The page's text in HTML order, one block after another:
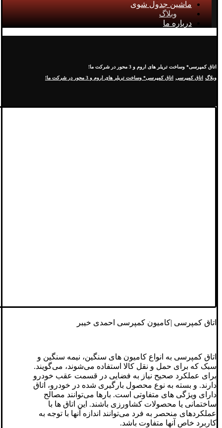
ماشین جدول شوی
وبلاگ
درباره ما
اتاق کمپرسی* وساخت تریلر های اروم و 3 محور در شرکت ما!
وبلاگ اتاق کمپرسی اتاق کمپرسی* وساخت تریلر های اروم و 3 محور در شرکت ما!
اتاق کمپرسی |کامیون کمپرسی احمدی خیبر
اتاق کمپرسی به انواع کامیون های سنگین، نیمه سنگین و
سبک که برای حمل و نقل کالا استفاده می‌شوند، می‌گویند.
برای عملکرد صحیح نیاز به فضایی در قسمت عقب خودرو
دارند. و بسته به نوع محصول بارگیری شده در خودرو، اتاق
دارای ویژگی های متفاوتی است. بارها می‌توانند مصالح
ساختمانی یا محصولات کشاورزی باشند. این اتاق ها با
عملکردهای منحصر به فرد می‌توانند اندازه آنها با توجه به
کاربرد خاص آنها متفاوت باشد.